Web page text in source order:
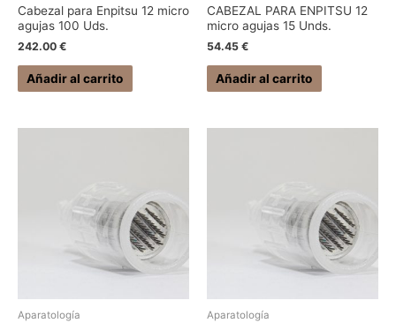
Cabezal para Enpitsu 12 micro
agujas 100 Uds.
242.00 €
Añadir al carrito
CABEZAL PARA ENPITSU 12
micro agujas 15 Unds.
54.45 €
Añadir al carrito
Aparatología Aparatología